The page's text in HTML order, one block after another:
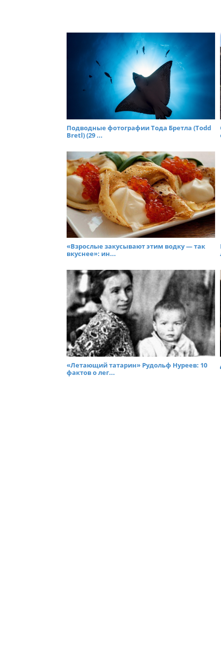
Подводные фотографии Тода Бретла (Todd
Bretl) (29 ...
«Взрослые закусывают этим водку — так
вкуснее»: ин...
«Летающий татарин» Рудольф Нуреев: 10
фактов о лег...